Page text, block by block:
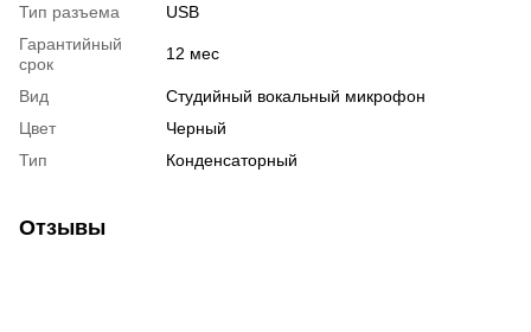
Тип разъема
USB
Гарантийный
срок
12 мес
Вид
Студийный вокальный микрофон
Цвет
Черный
Тип
Конденсаторный
Отзывы